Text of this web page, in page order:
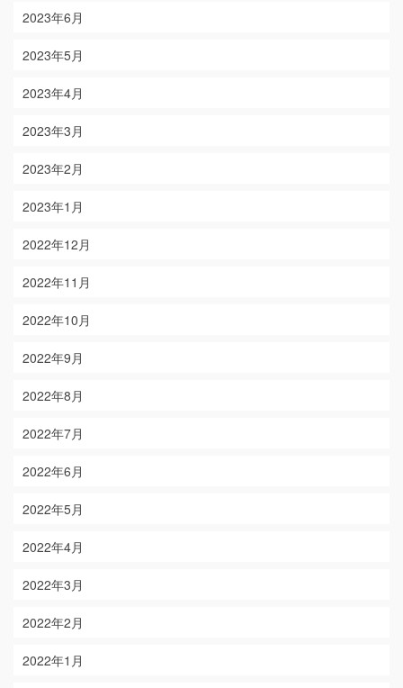
2023年6月
2023年5月
2023年4月
2023年3月
2023年2月
2023年1月
2022年12月
2022年11月
2022年10月
2022年9月
2022年8月
2022年7月
2022年6月
2022年5月
2022年4月
2022年3月
2022年2月
2022年1月